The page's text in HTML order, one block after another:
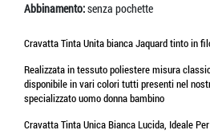
Abbinamento:senza pochette
Cravatta Tinta Unita bianca Jaquard tinto in
Realizzata in tessuto poliestere misura
disponibile in vari colori tutti presenti nel
specializzato uomo donna bambino
Cravatta Tinta Unica Bianca Lucida, Ideale